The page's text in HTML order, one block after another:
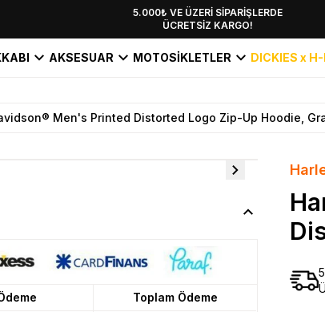
5.000₺ VE ÜZERİ SİPARİŞLERDE
ÜCRETSİZ KARGO!
YENİ SEZON KOLEKSİYONU EKLENDİ,
HEMEN KEŞFET!
AKSESUAR MOTOSİKLETLER DICKIES x
Men's Printed Distorted Logo Zip-Up Hoodie,
Toplam Ödeme